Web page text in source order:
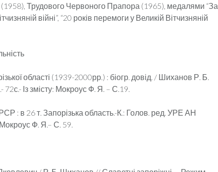
Трудового Червоного Прапора (1965), медалями “За
війні”, “20 років перемоги у Великій Вітчизняній
області (1939-2000рр.) : біогр. довід. / Шиханов Р. Б.
Із змісту: Мокроус Ф. Я. – С.19.
РСР : в 26 т. Запорізька область.-К.: Голов. ред. УРЕ АН
Ф. Я.– С. 59.